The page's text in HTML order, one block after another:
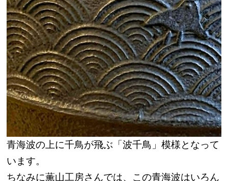
青海波の上に千鳥が飛ぶ「波千鳥」模様となって
います。
ちなみに薫山工房さんでは、この青海波はいろん